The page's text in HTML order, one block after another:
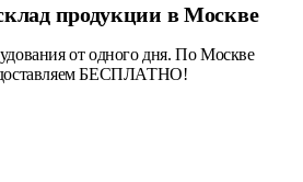
продукции в Москве
от одного дня. По Москве
БЕСПЛАТНО!